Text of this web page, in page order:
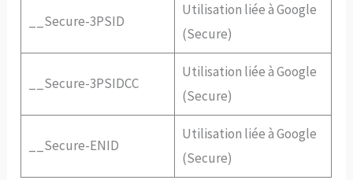
__Secure-3PSID
Utilisation liée à Google
(Secure)
__Secure-3PSIDCC
Utilisation liée à Google
(Secure)
__Secure-ENID
Utilisation liée à Google
(Secure)